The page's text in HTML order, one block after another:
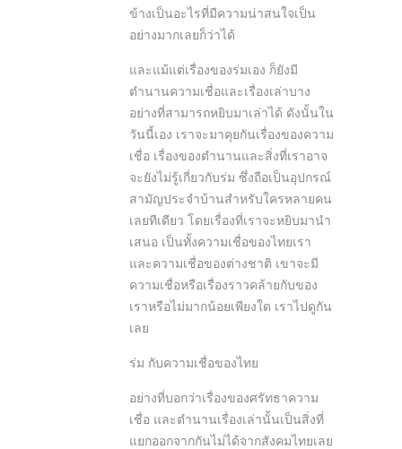
ข้างเป็นอะไรที่มีความน่าสนใจเป็น
อย่างมากเลยก็ว่าได้
และแม้แต่เรื่องของร่มเอง ก็ยังมี
ตำนานความเชื่อและเรื่องเล่าบาง
อย่างที่สามารถหยิบมาเล่าได้ ดังนั้นใน
วันนี้เอง เราจะมาคุยกันเรื่องของความ
เชื่อ เรื่องของตำนานและสิ่งที่เราอาจ
จะยังไม่รู้เกี่ยวกับร่ม ซึ่งถือเป็นอุปกรณ์
สามัญประจำบ้านสำหรับใครหลายคน
เลยทีเดียว โดยเรื่องที่เราจะหยิบมานำ
เสนอ เป็นทั้งความเชื่อของไทยเรา
และความเชื่อของต่างชาติ เขาจะมี
ความเชื่อหรือเรื่องราวคล้ายกับของ
เราหรือไม่มากน้อยเพียงใด เราไปดูกัน
เลย
ร่ม กับความเชื่อของไทย
อย่างที่บอกว่าเรื่องของศรัทธาความ
เชื่อ และตำนานเรื่องเล่านั้นเป็นสิ่งที่
แยกออกจากกันไม่ได้จากสังคมไทยเลย